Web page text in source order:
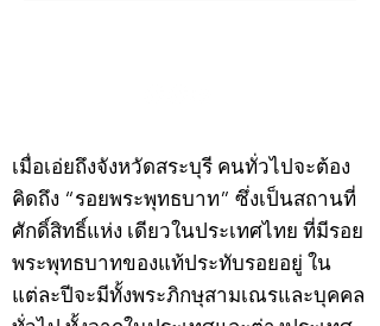
พระ"ประจำพุธที่ 29
เมื่อเอ่ยถึงจังหวัดสระบุรี คนทั่วไปจะต้อง
คิดถึง “รอยพระพุทธบาท” ซึ่งเป็นสถานที่
ศักดิ์สิทธิ์แห่ง เดียวในประเทศไทย ที่มีรอย
พระพุทธบาทของแท้ประทับรอยอยู่ ใน
แต่ละปีจะมีทั้งพระภิกษุสามเณรและบุคคล